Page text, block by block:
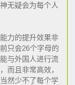
无疑会为每个人
力的提升效果非
只会26个字母的
与外国人进行流
而且非常高效，
然少不了每个学